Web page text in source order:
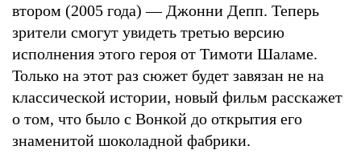
втором (2005 года) — Джонни Депп. Теперь
зрители смогут увидеть третью версию
исполнения этого героя от Тимоти Шаламе.
Только на этот раз сюжет будет завязан не на
классической истории, новый фильм расскажет
о том, что было с Вонкой до открытия его
знаменитой шоколадной фабрики.